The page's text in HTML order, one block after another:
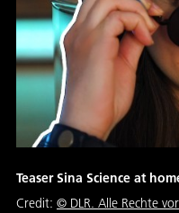
Teaser Sina Science at
Credit: © DLR. Alle Rechte